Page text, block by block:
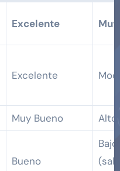
Excelente
Excelente
Muy Bueno Alto
Bueno
Bajo